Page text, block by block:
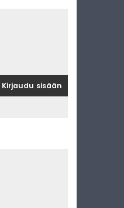
Kirjaudu sisään